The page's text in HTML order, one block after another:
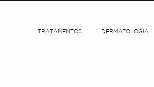
TRATAMENTOS DERMATOLOGIA